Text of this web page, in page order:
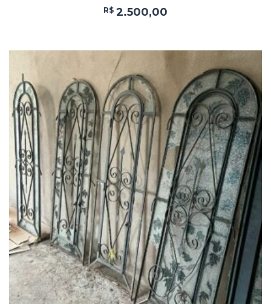
R$ 2.500,00
Add
ao
Favoritos